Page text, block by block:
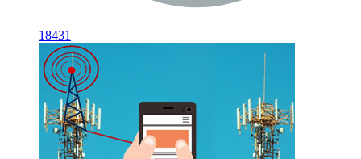
18431